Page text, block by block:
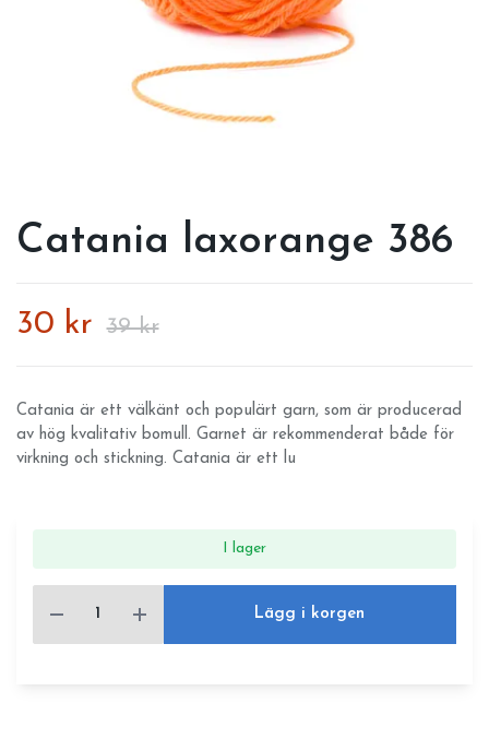
Catania laxorange 386
30 kr 39 kr
Catania är ett välkänt och populärt garn, som är producerad
av hög kvalitativ bomull. Garnet är rekommenderat både för
virkning och stickning. Catania är ett lu
I lager
Lägg i korgen